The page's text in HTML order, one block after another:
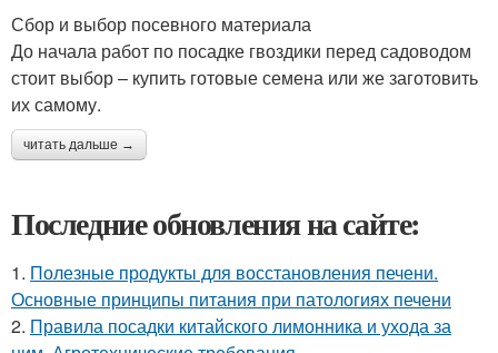
Сбор и выбор посевного материала
До начала работ по посадке гвоздики перед садоводом
стоит выбор – купить готовые семена или же заготовить
их самому.
читать дальше →
Последние обновления на сайте:
1. Полезные продукты для восстановления печени.
Основные принципы питания при патологиях печени
2. Правила посадки китайского лимонника и ухода за